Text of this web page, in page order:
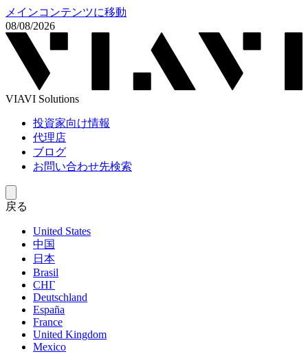
メインコンテンツに移動
08/08/2026
VIAVI Solutions
投資家向け情報
代理店
ブログ
お問い合わせ先検索
戻る
United States
中国
日本
Brasil
СНГ
Deutschland
España
France
United Kingdom
Mexico